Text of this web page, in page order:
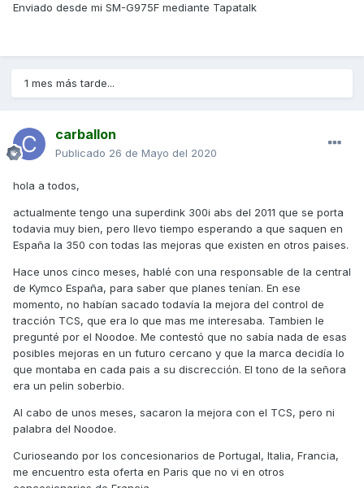
Enviado desde mi SM-G975F mediante Tapatalk
1 mes más tarde...
carballon
Publicado 26 de Mayo del 2020
hola a todos,
actualmente tengo una superdink 300i abs del 2011 que se porta
todavia muy bien, pero llevo tiempo esperando a que saquen en
España la 350 con todas las mejoras que existen en otros paises.
Hace unos cinco meses, hablé con una responsable de la central
de Kymco España, para saber que planes tenían. En ese
momento, no habían sacado todavía la mejora del control de
tracción TCS, que era lo que mas me interesaba. Tambien le
pregunté por el Noodoe. Me contestó que no sabía nada de esas
posibles mejoras en un futuro cercano y que la marca decidía lo
que montaba en cada pais a su discrección. El tono de la señora
era un pelin soberbio.
Al cabo de unos meses, sacaron la mejora con el TCS, pero ni
palabra del Noodoe.
Curioseando por los concesionarios de Portugal, Italia, Francia,
me encuentro esta oferta en Paris que no vi en otros